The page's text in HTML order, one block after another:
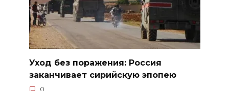
Уход без поражения: Россия
заканчивает сирийскую эпопею
0